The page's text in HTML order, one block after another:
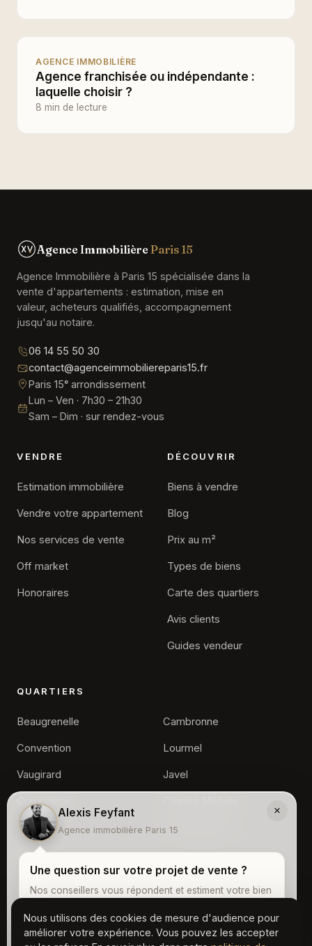
AGENCE IMMOBILIÈRE
Agence franchisée ou indépendante :
laquelle choisir ?
8 min de lecture
Agence Immobilière Paris 15
Agence Immobilière à Paris 15 spécialisée dans la
vente d'appartements : estimation, mise en
valeur, acheteurs qualifiés, accompagnement
jusqu'au notaire.
06 14 55 50 30
contact@agenceimmobiliereparis15.fr
Paris 15ᵉ arrondissement
Lun – Ven · 7h30 – 21h30
Sam – Dim · sur rendez-vous
VENDRE
Estimation immobilière
Vendre votre appartement
Nos services de vente
Off market
Honoraires
DÉCOUVRIR
Biens à vendre
Blog
Prix au m²
Types de biens
Carte des quartiers
Avis clients
Guides vendeur
QUARTIERS
Beaugrenelle
Convention
Vaugirard
Commerce
Grenelle
Dupleix
Cambronne
Lourmel
Javel
Front de Seine
© 2026 Agence Immobilière Paris 15, Tous droits réservés
Contact·Mentions légales·Confidentialité
Nous utilisons des cookies de mesure d'audience pour
améliorer votre expérience. Vous pouvez les accepter
×
Alexis Feyfant
Agence immobilière Paris 15
Une question sur votre projet de vente ?
Nos conseillers vous répondent et estiment votre bien